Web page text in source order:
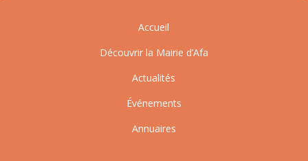
Accueil
Découvrir la Mairie d’Afa
Actualités
Événements
Annuaires